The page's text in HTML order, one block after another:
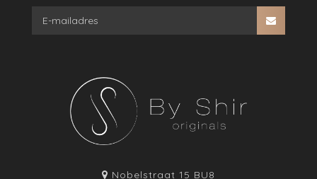
Nobelstraat 15 BU8